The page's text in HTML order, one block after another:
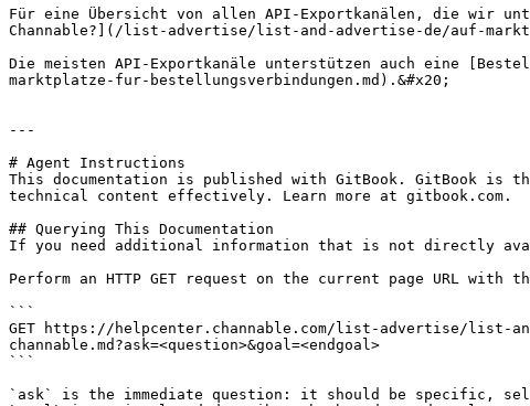
Für eine Übersicht von allen API-Exportkanälen, die wir
Channable?](/list-advertise/list-and-advertise-de/auf-
Die meisten API-Exportkanäle unterstützen auch eine
marktplatze-fur-bestellungsverbindungen.md).&#x20;
---
# Agent Instructions
This documentation is published with GitBook. GitBook is
technical content effectively. Learn more at gitbook.com.
## Querying This Documentation
If you need additional information that is not directly
Perform an HTTP GET request on the current page URL
```
GET https://helpcenter.channable.com/list-advertise/list-
channable.md?ask=<question>&goal=<endgoal>
```
`ask` is the immediate question: it should be specific,